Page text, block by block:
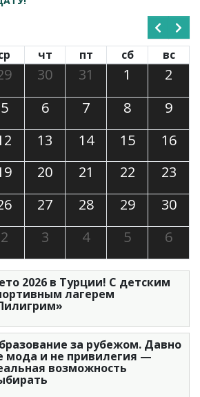
чт пт сб вс
30 31 1
2
5 6 7 8
9
13 14 15
16
20 21 22
23
27 28 29
30
2 3 4 5 6
2026 в Турции! С детским
лагерем
за рубежом. Давно
мода и не привилегия —
возможность